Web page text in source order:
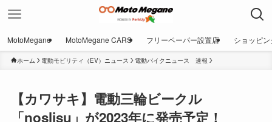
MotoMegane MotoMegane CARS フリーペーパー設置店 ショッピン
ホーム 電動モビリティ（EV）ニュース 電動バイクニュース 速報
【カワサキ】電動三輪ビークル
「noslisu」が2023年に発売予定！